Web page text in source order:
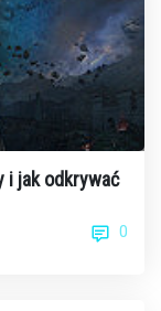
i jak odkrywać
0